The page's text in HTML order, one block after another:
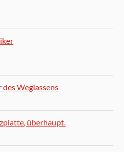
Weglassens
überhaupt.